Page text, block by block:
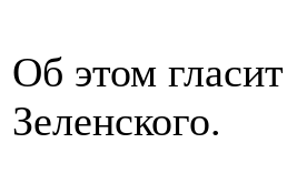
Об этом
Зеленского.